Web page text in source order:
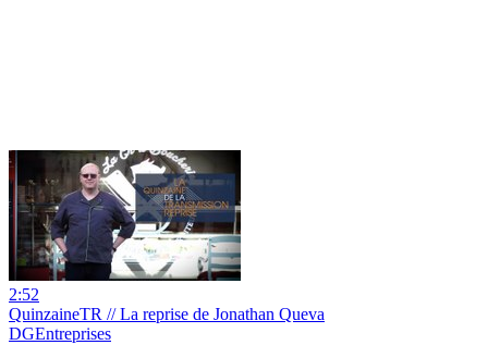
2:52
QuinzaineTR // La reprise de Jonathan Queva
DGEntreprises